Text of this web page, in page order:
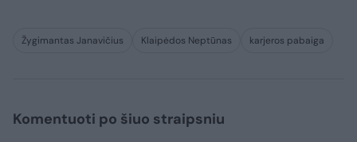
Žygimantas Janavičius Klaipėdos Neptūnas karjeros pabaiga
Komentuoti po šiuo straipsniu